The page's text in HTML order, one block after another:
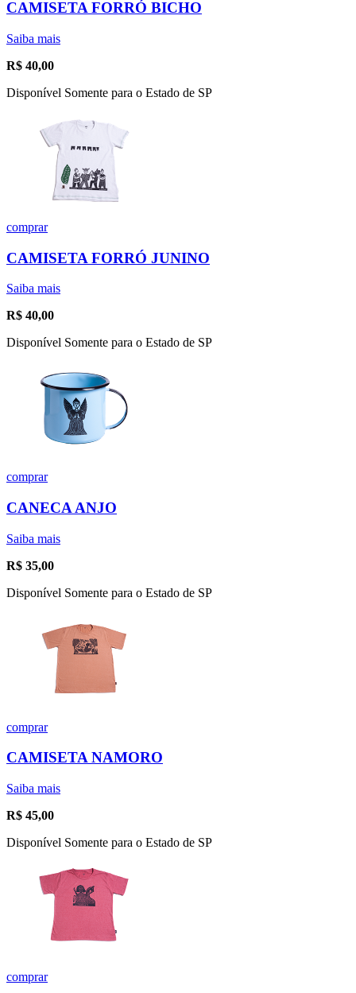
CAMISETA FORRÓ BICHO
Saiba mais
R$ 40,00
Disponível Somente para o Estado de SP
comprar
CAMISETA FORRÓ JUNINO
Saiba mais
R$ 40,00
Disponível Somente para o Estado de SP
comprar
CANECA ANJO
Saiba mais
R$ 35,00
Disponível Somente para o Estado de SP
comprar
CAMISETA NAMORO
Saiba mais
R$ 45,00
Disponível Somente para o Estado de SP
comprar